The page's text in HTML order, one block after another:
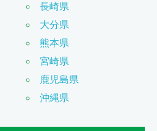
長崎県
大分県
熊本県
宮崎県
鹿児島県
沖縄県